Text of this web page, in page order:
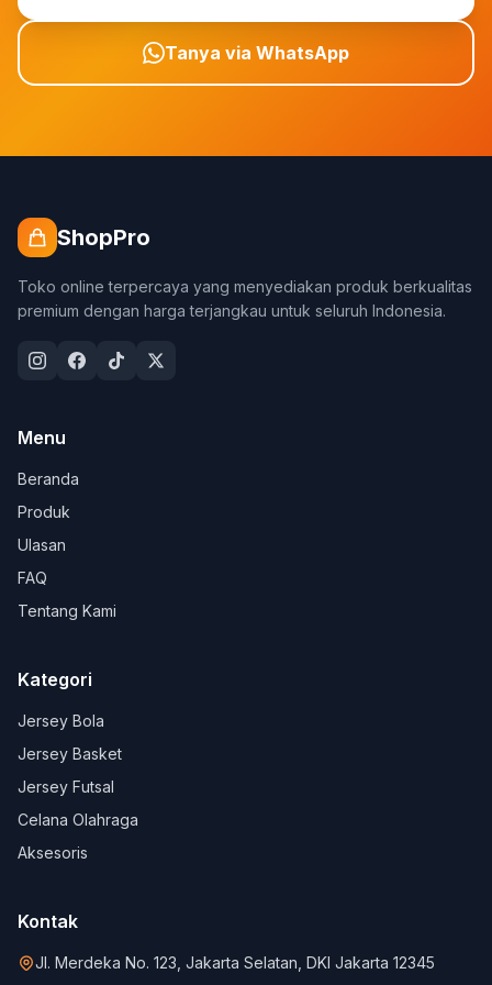
Tanya via WhatsApp
ShopPro
Toko online terpercaya yang menyediakan produk berkualitas
premium dengan harga terjangkau untuk seluruh Indonesia.
Menu
Beranda
Produk
Ulasan
FAQ
Tentang Kami
Kategori
Jersey Bola
Jersey Basket
Jersey Futsal
Celana Olahraga
Aksesoris
Kontak
Jl. Merdeka No. 123, Jakarta Selatan, DKI Jakarta 12345